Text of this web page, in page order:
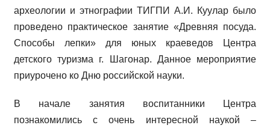
археологии и этнографии ТИГПИ А.И. Куулар было
проведено практическое занятие «Древняя посуда.
Способы лепки» для юных краеведов Центра
детского туризма г. Шагонар. Данное мероприятие
приурочено ко Дню российской науки.
В начале занятия воспитанники Центра
познакомились с очень интересной наукой –